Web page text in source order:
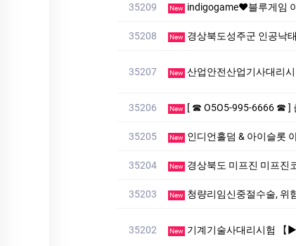
35209 New indigogame❤️블루게임
35208 New 경상북도성주군 인공낙
35207 New 산업안전산업기사대리시험 【▶텔레상담: km268
35206 New [ ☎ O5O5-995-6666 ☎ ]
35205 New 인디언홀덤 & 아이슬롯
35204 New 경상북도 미프진 미프진
35203 New 청량리임신중절수술, 위
35202 New 기계기술사대리시험 【▶텔레상담: muu4466 】국